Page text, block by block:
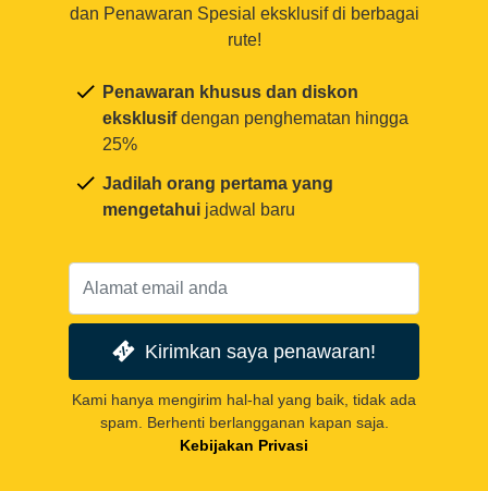
dan Penawaran Spesial eksklusif di berbagai
rute!
Penawaran khusus dan diskon
eksklusifdengan penghematan hingga
25%
Jadilah orang pertama yang
mengetahui jadwal baru
Kirimkan saya penawaran!
Kami hanya mengirim hal-hal yang baik, tidak ada
spam. Berhenti berlangganan kapan saja.
Kebijakan Privasi